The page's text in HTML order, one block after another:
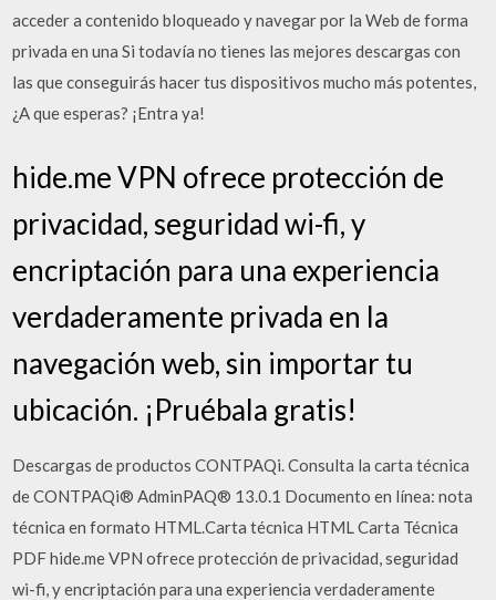
acceder a contenido bloqueado y navegar por la Web de forma
privada en una Si todavía no tienes las mejores descargas con
las que conseguirás hacer tus dispositivos mucho más potentes,
¿A que esperas? ¡Entra ya!
hide.me VPN ofrece protección de
privacidad, seguridad wi-fi, y
encriptación para una experiencia
verdaderamente privada en la
navegación web, sin importar tu
ubicación. ¡Pruébala gratis!
Descargas de productos CONTPAQi. Consulta la carta técnica
de CONTPAQi® AdminPAQ® 13.0.1 Documento en línea: nota
técnica en formato HTML.Carta técnica HTML Carta Técnica
PDF hide.me VPN ofrece protección de privacidad, seguridad
wi-fi, y encriptación para una experiencia verdaderamente